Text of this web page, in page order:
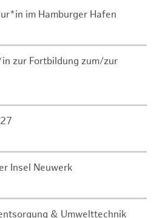
im Hamburger Hafen
zur Fortbildung zum/zur
Insel Neuwerk
& Umwelttechnik